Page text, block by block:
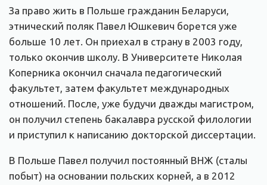
За право жить в Польше гражданин Беларуси,
этнический поляк Павел Юшкевич борется уже
больше 10 лет. Он приехал в страну в 2003 году,
только окончив школу. В Университете Николая
Коперника окончил сначала педагогический
факультет, затем факультет международных
отношений. После, уже будучи дважды магистром,
он получил степень бакалавра русской филологии
и приступил к написанию докторской диссертации.
В Польше Павел получил постоянный ВНЖ (сталы
побыт) на основании польских корней, а в 2012